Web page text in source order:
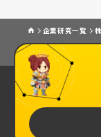
企業研究一覧